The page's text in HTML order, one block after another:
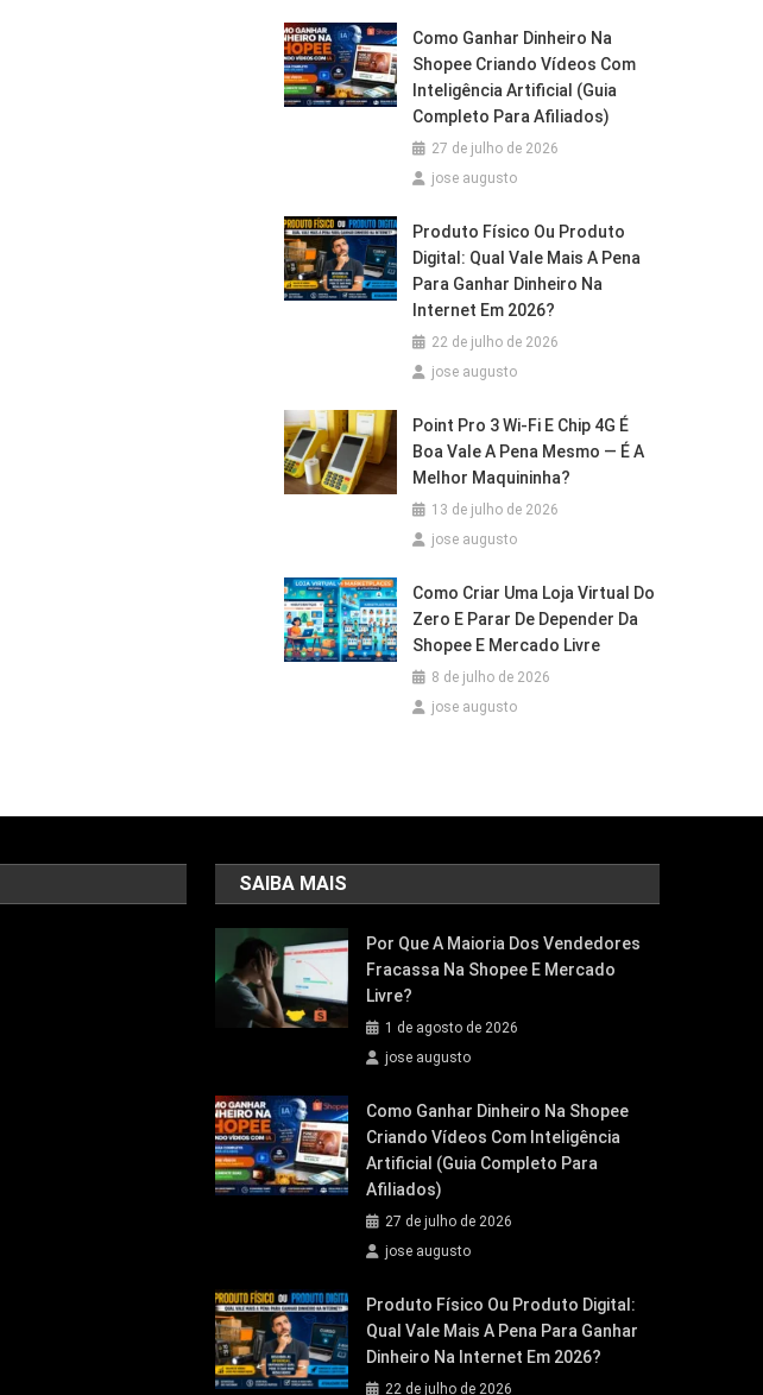
Como Ganhar Dinheiro Na
Shopee Criando Vídeos Com
Inteligência Artificial (Guia
Completo Para Afiliados)
27 de julho de 2026
jose augusto
Produto Físico Ou Produto
Digital: Qual Vale Mais A Pena
Para Ganhar Dinheiro Na
Internet Em 2026?
22 de julho de 2026
jose augusto
Point Pro 3 Wi‑Fi E Chip 4G É
Boa Vale A Pena Mesmo — É A
Melhor Maquininha?
13 de julho de 2026
jose augusto
Como Criar Uma Loja Virtual Do
Zero E Parar De Depender Da
Shopee E Mercado Livre
8 de julho de 2026
jose augusto
SAIBA MAIS
Por Que A Maioria Dos Vendedores
Fracassa Na Shopee E Mercado
Livre?
1 de agosto de 2026
jose augusto
Como Ganhar Dinheiro Na Shopee
Criando Vídeos Com Inteligência
Artificial (Guia Completo Para
Afiliados)
27 de julho de 2026
jose augusto
Produto Físico Ou Produto Digital:
Qual Vale Mais A Pena Para Ganhar
Dinheiro Na Internet Em 2026?
22 de julho de 2026